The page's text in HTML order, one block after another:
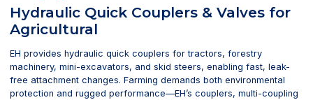
Hydraulic Quick Couplers & Valves for
Agricultural
EH provides hydraulic quick couplers for tractors, forestry
machinery, mini-excavators, and skid steers, enabling fast, leak-
free attachment changes. Farming demands both environmental
protection and rugged performance—EH’s couplers, multi-coupling